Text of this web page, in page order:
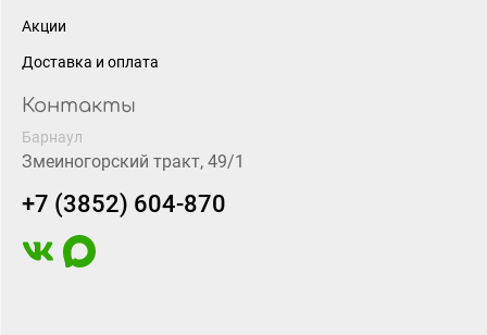
Акции
Доставка и оплата
Контакты
Барнаул
Змеиногорский тракт, 49/1
+7 (3852) 604-870